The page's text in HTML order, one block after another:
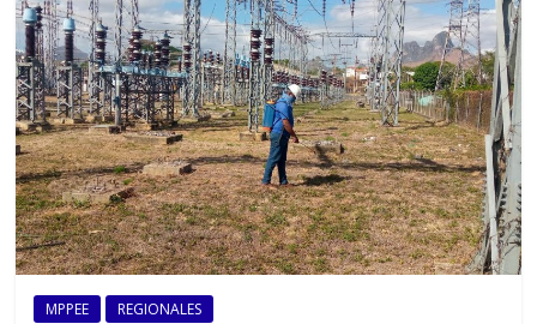
MPPEE REGIONALES